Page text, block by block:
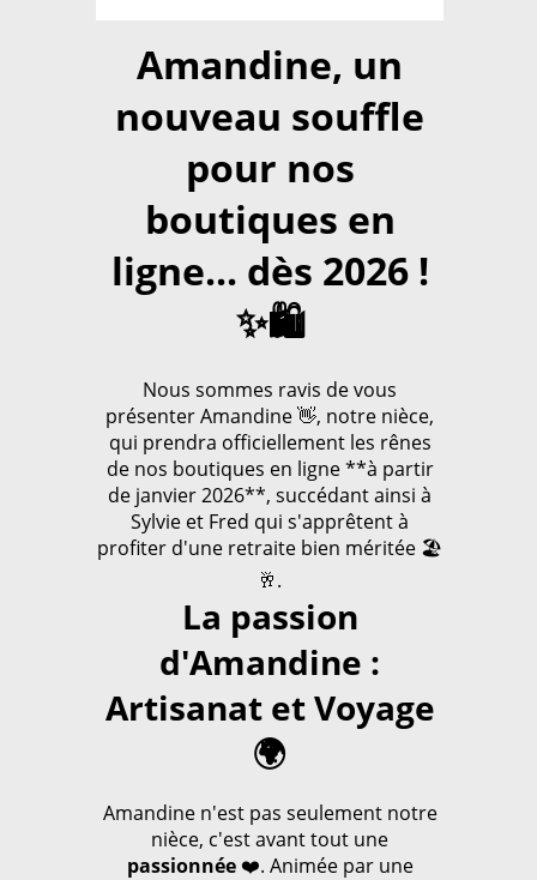
Amandine, un
nouveau souffle
pour nos
boutiques en
ligne... dès 2026 !
✨🛍️
Nous sommes ravis de vous
présenter Amandine 👋, notre nièce,
qui prendra officiellement les rênes
de nos boutiques en ligne **à partir
de janvier 2026**, succédant ainsi à
Sylvie et Fred qui s'apprêtent à
profiter d'une retraite bien méritée 🏖️
🥂.
La passion
d'Amandine :
Artisanat et Voyage
🌍
Amandine n'est pas seulement notre
nièce, c'est avant tout une
passionnée❤️. Animée par une